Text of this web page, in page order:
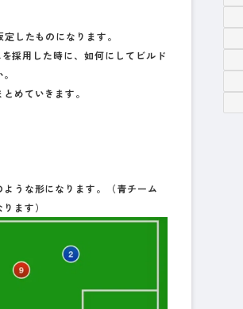
したものになります。
採用した時に、如何にしてビルド
めていきます。
うな形になります。（青チーム
ます）